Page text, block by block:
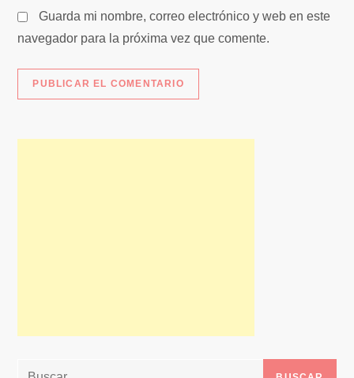
s
Guarda mi nombre, correo electrónico y web en este
navegador para la próxima vez que comente.
Buscar: